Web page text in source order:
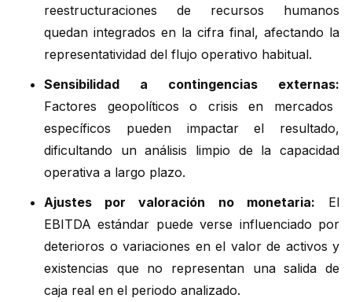
reestructuraciones de recursos humanos
quedan integrados en la cifra final, afectando la
representatividad del flujo operativo habitual.
Sensibilidad a contingencias externas:
Factores geopolíticos o crisis en mercados
específicos pueden impactar el resultado,
dificultando un análisis limpio de la capacidad
operativa a largo plazo.
Ajustes por valoración no monetaria: El
EBITDA estándar puede verse influenciado por
deterioros o variaciones en el valor de activos y
existencias que no representan una salida de
caja real en el periodo analizado.